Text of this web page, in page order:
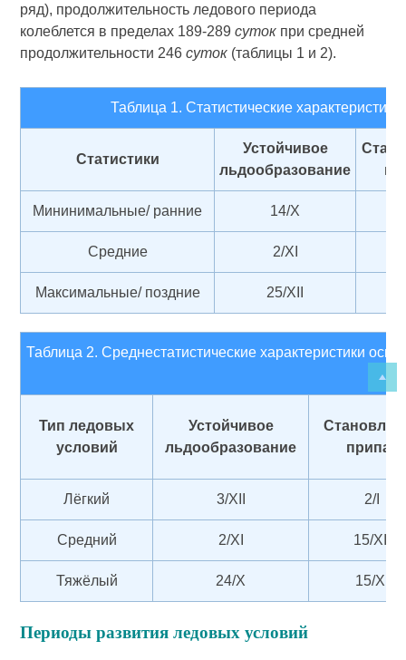
ряд), продолжительность ледового периода
колеблется в пределах 189-289суток при средней
продолжительности 246суток (таблицы 1 и 2).
Таблица 1. Статистические
Статистики
Устойчивое
льдообразование
Мининимальные/ ранние 14/Х
Средние 2/XI
Максимальные/ поздние 25/XII
Таблица 2. Среднестатистические характеристики
Тип ледовых
условий
Устойчивое
льдообразование
припая
Лёгкий 3/XII 2/I
Средний 2/XI 15/XII
Тяжёлый 24/Х 15/XI
Периоды развития ледовых условий